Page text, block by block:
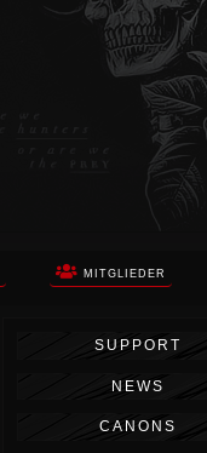
MITGLIEDER
SUPPORT
NEWS
CANONS